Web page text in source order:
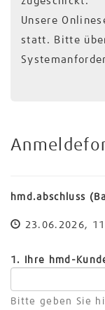
Unsere
statt. Bitte
hmd.abschluss
23.06.2026,
1. Ihre hmd-
Bitte geben Sie